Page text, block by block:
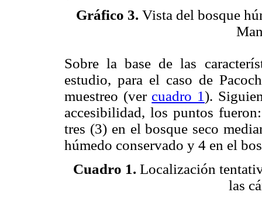
Gráfico 3. Vista del bosque
Sobre la base de las
estudio, para el caso de
muestreo (ver cuadro 1).
accesibilidad, los puntos
tres (3) en el bosque seco
húmedo conservado y 4 en el
Cuadro 1. Localización
las